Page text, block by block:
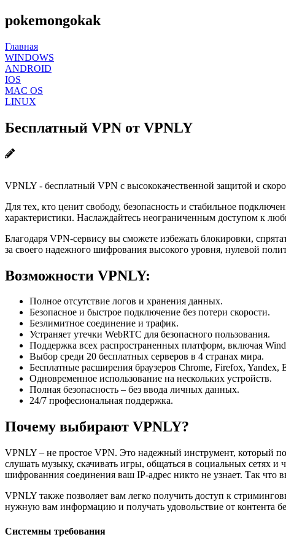
pokemongokak
Главная
WINDOWS
ANDROID
IOS
MAC OS
LINUX
Бесплатный VPN от VPNLY
VPNLY - бесплатный VPN с высококачественной защитой и
Для тех, кто ценит свободу, безопасность и стабильное
характеристики. Наслаждайтесь неограниченным доступом к
Благодаря VPN-сервису вы сможете избежать блокировки,
за своего надежного шифрования высокого уровня, нулевой
Возможности VPNLY:
Полное отсутствие логов и хранения данных.
Безопасное и быстрое подключение без потери скорости.
Безлимитное соединение и трафик.
Устраняет утечки WebRTC для безопасного пользования.
Поддержка всех распространенных платформ, включая
Выбор среди 20 бесплатных серверов в 4 странах мира.
Бесплатные расширения браузеров Chrome, Firefox, Yandex,
Одновременное использование на нескольких устройств.
Полная безопасность – без ввода личных данных.
24/7 професиональная поддержка.
Почему выбирают VPNLY?
VPNLY – не простое VPN. Это надежный инструмент, который
слушать музыку, скачивать игры, общаться в социальных сетях
шифрованния соединения ваш IP-адрес никто не узнает. Так что
VPNLY также позволяет вам легко получить доступ к
нужную вам информацию и получать удовольствие от контента
Системны требования